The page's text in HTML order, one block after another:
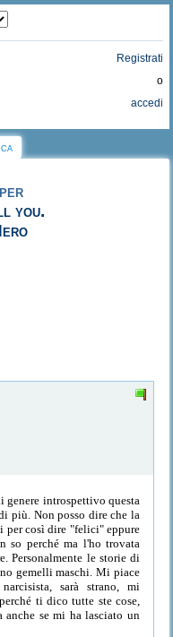
Registrati
o
accedi
you.
genere introspettivo questa
più. Non posso dire che la
per così dire "felici" eppure
so perché ma l'ho trovata
Personalmente le storie di
gemelli maschi. Mi piace
sarà strano, mi
ti dico tutte ste cose,
anche se mi ha lasciato un